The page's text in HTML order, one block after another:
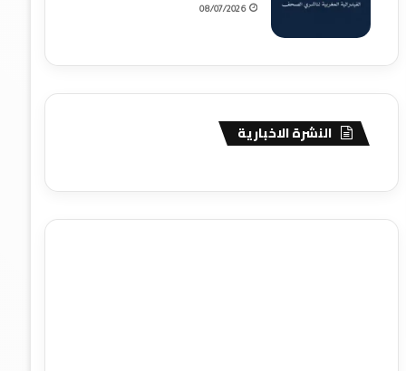
08/07/2026
النشرة الاخبارية